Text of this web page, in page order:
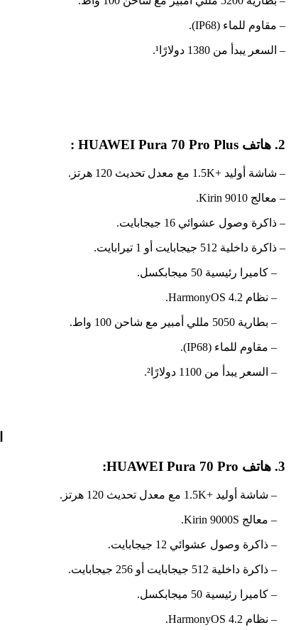
– مقاوم للماء (IP68).
– السعر يبدأ من 1380 دولارًا¹.
2. هاتف HUAWEI Pura 70 Pro Plus :
– شاشة أوليد +1.5K مع معدل تحديث 120 هرتز.
– معالج Kirin 9010.
– ذاكرة وصول عشوائي 16 جيجابايت.
– ذاكرة داخلية 512 جيجابايت أو 1 تيرابايت.
– كاميرا رئيسية 50 ميجابكسل.
– نظام HarmonyOS 4.2.
– بطارية 5050 مللي أمبير مع شاحن 100 واط.
– مقاوم للماء (IP68).
– السعر يبدأ من 1100 دولارًا².
3. هاتف HUAWEI Pura 70 Pro:
– شاشة أوليد +1.5K مع معدل تحديث 120 هرتز.
– معالج Kirin 9000S.
– ذاكرة وصول عشوائي 12 جيجابايت.
– ذاكرة داخلية 512 جيجابايت أو 256 جيجابايت.
– كاميرا رئيسية 50 ميجابكسل.
– نظام HarmonyOS 4.2.